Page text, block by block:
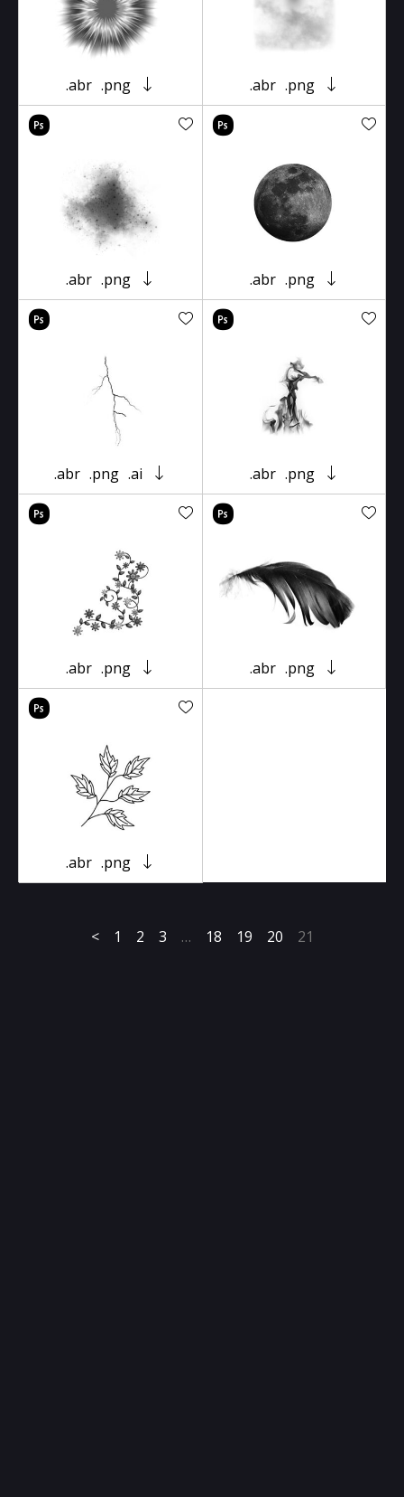
.abr .png .abr .png
.abr .png .abr .png
.abr .png .ai .abr .png
.abr .png .abr .png
.abr .png
< 1 2 3 … 18 19 20 21